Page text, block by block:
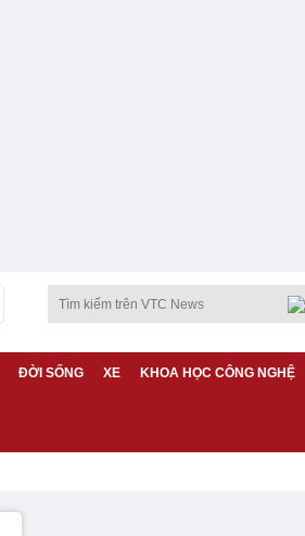
ĐỜI SỐNG XE KHOA HỌC CÔNG NGHỆ